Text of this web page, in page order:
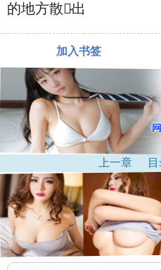
的地方散‮出发̷
加入书签
上一章